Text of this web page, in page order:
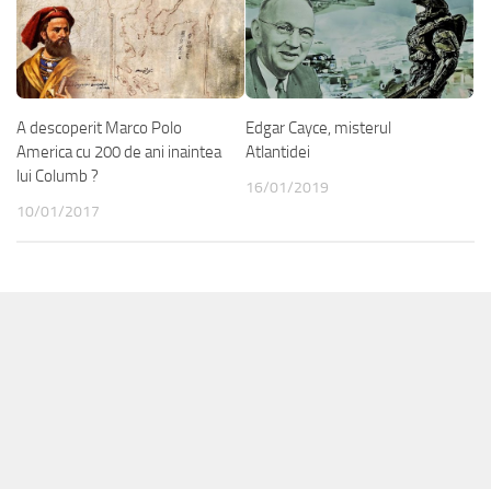
A descoperit Marco Polo
America cu 200 de ani inaintea
lui Columb ?
10/01/2017
Edgar Cayce, misterul
Atlantidei
16/01/2019